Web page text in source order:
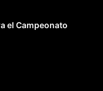
el Campeonato